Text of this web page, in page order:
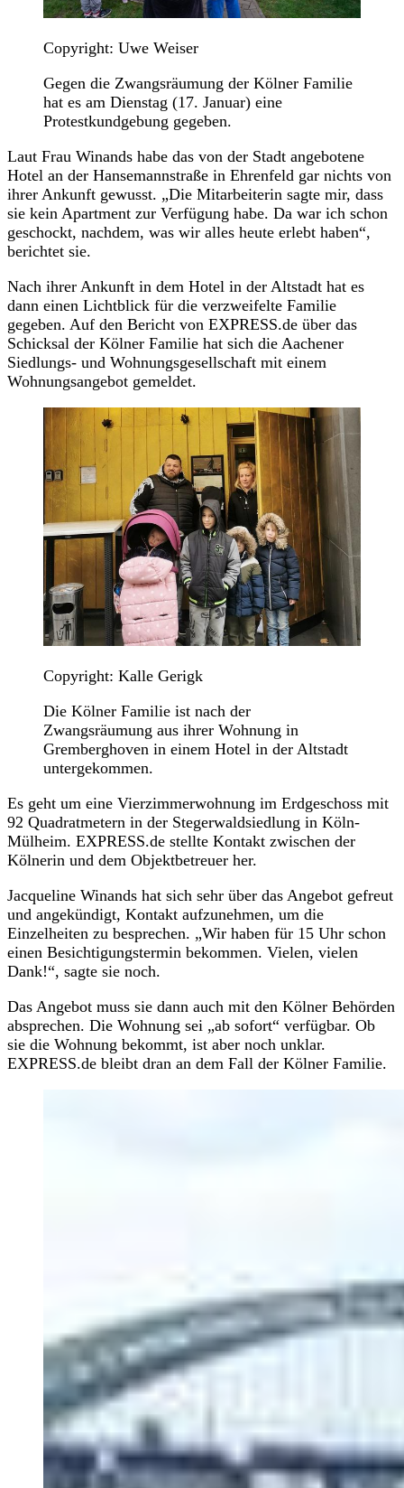
Copyright: Uwe Weiser
Gegen die Zwangsräumung der Kölner Familie
hat es am Dienstag (17. Januar) eine
Protestkundgebung gegeben.
Laut Frau Winands habe das von der Stadt angebotene
Hotel an der Hansemannstraße in Ehrenfeld gar nichts von
ihrer Ankunft gewusst. „Die Mitarbeiterin sagte mir, dass
sie kein Apartment zur Verfügung habe. Da war ich schon
geschockt, nachdem, was wir alles heute erlebt haben“,
berichtet sie.
Nach ihrer Ankunft in dem Hotel in der Altstadt hat es
dann einen Lichtblick für die verzweifelte Familie
gegeben. Auf den Bericht von EXPRESS.de über das
Schicksal der Kölner Familie hat sich die Aachener
Siedlungs- und Wohnungsgesellschaft mit einem
Wohnungsangebot gemeldet.
Copyright: Kalle Gerigk
Die Kölner Familie ist nach der
Zwangsräumung aus ihrer Wohnung in
Gremberghoven in einem Hotel in der Altstadt
untergekommen.
Es geht um eine Vierzimmerwohnung im Erdgeschoss mit
92 Quadratmetern in der Stegerwaldsiedlung in Köln-
Mülheim. EXPRESS.de stellte Kontakt zwischen der
Kölnerin und dem Objektbetreuer her.
Jacqueline Winands hat sich sehr über das Angebot gefreut
und angekündigt, Kontakt aufzunehmen, um die
Einzelheiten zu besprechen. „Wir haben für 15 Uhr schon
einen Besichtigungstermin bekommen. Vielen, vielen
Dank!“, sagte sie noch.
Das Angebot muss sie dann auch mit den Kölner Behörden
absprechen. Die Wohnung sei „ab sofort“ verfügbar. Ob
sie die Wohnung bekommt, ist aber noch unklar.
EXPRESS.de bleibt dran an dem Fall der Kölner Familie.